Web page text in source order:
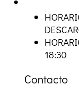
18:30
Contacto